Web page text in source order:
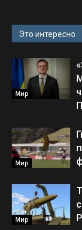
Это интересно
Мир
Мир
Мир